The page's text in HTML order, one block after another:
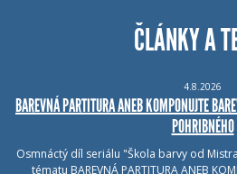
ČLÁNKY A
4.8.2026
BAREVNÁ PARTITURA ANEB KOMPONUJTE
POHRIBNÉHO
Osmnáctý díl seriálu "Škola barvy od
tématu BAREVNÁ PARTITURA ANEB